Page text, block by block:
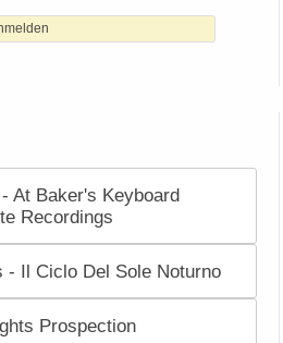
At Baker's Keyboard
Recordings
- Il Ciclo Del Sole Noturno
Prospection